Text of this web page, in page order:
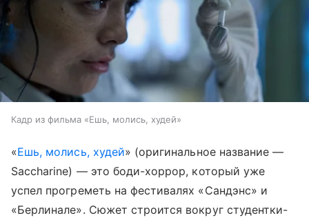
Кадр из фильма «Ешь, молись, худей»
«Ешь, молись, худей» (оригинальное название —
Saccharine) — это боди-хоррор, который уже
успел прогреметь на фестивалях «Сандэнс» и
«Берлинале». Сюжет строится вокруг студентки-